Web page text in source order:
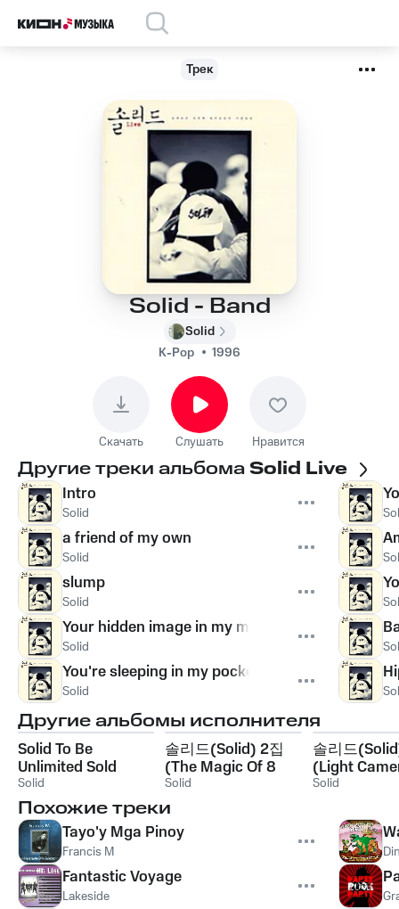
Трек
Solid - Band
Solid
K-Pop
1996
Скачать Слушать Нравится
Другие треки альбомаSolid Live
Intro
Solid
a friend of my own
Solid
slump
Solid
Your hidden image in my memory
Solid
You're sleeping in my pocket
Solid
Другие альбомы исполнителя
Solid To Be
Unlimited Sold
Solid
솔리드(Solid) 2집
(The Magic Of 8
Ball)
Solid
솔리드
(Light
Action!)
Solid
Похожие треки
Tayo'y Mga Pinoy
Francis M
Fantastic Voyage
Lakeside